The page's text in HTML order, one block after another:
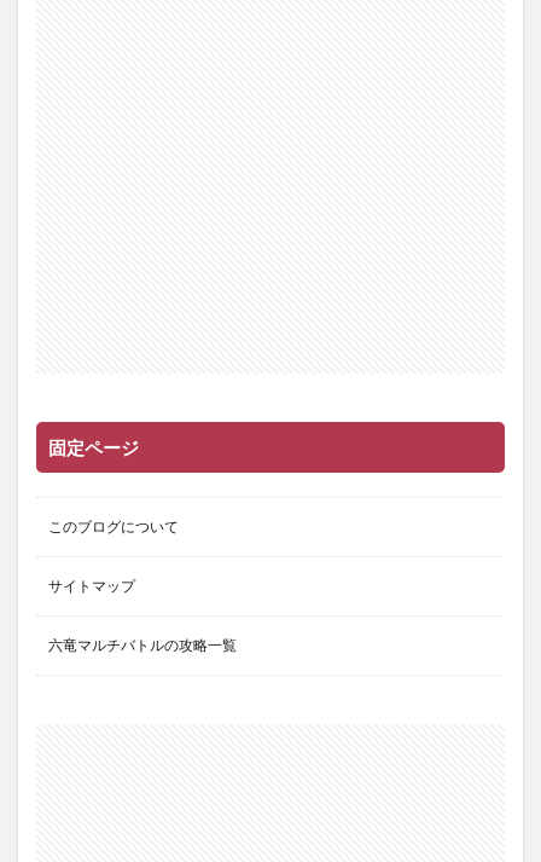
固定ページ
このブログについて
サイトマップ
六竜マルチバトルの攻略一覧